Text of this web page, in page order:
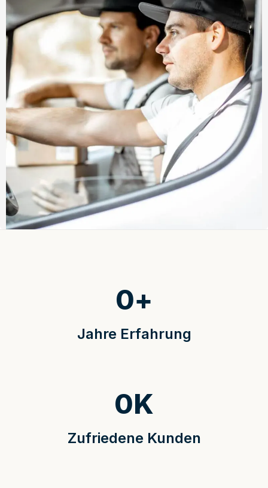
Jahre Erfahrung
0+
Zufriedene Kunden
0K